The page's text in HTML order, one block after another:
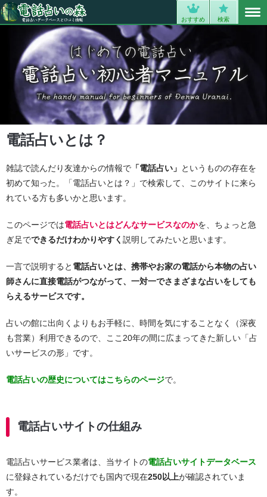
おすすめ 検索
電話占いとは？
雑誌で読んだり友達からの情報で 「電話占い」 というものの存在を
初めて知った。「電話占いとは？」で検索して、このサイトに来ら
れている方も多いかと思います。
このページでは電話占いとはどんなサービスなのかを、ちょっと急
ぎ足でできるだけわかりやすく 説明してみたいと思います。
一言で説明すると 電話占いとは、携帯やお家の電話から本物の占い
師さんに直接電話がつながって、一対一でさまざまな占いをしても
らえるサービスです。
占いの館に出向くよりもお手軽に、時間を気にすることなく（深夜
も営業）利用できるので、ここ20年の間に広まってきた新しい「占
いサービスの形」です。
電話占いの歴史についてはこちらのページで。
電話占いサイトの仕組み
電話占いサービス業者は、当サイトの電話占いサイトデータベース
に登録されているだけでも国内で現在250以上が確認されていま
す。